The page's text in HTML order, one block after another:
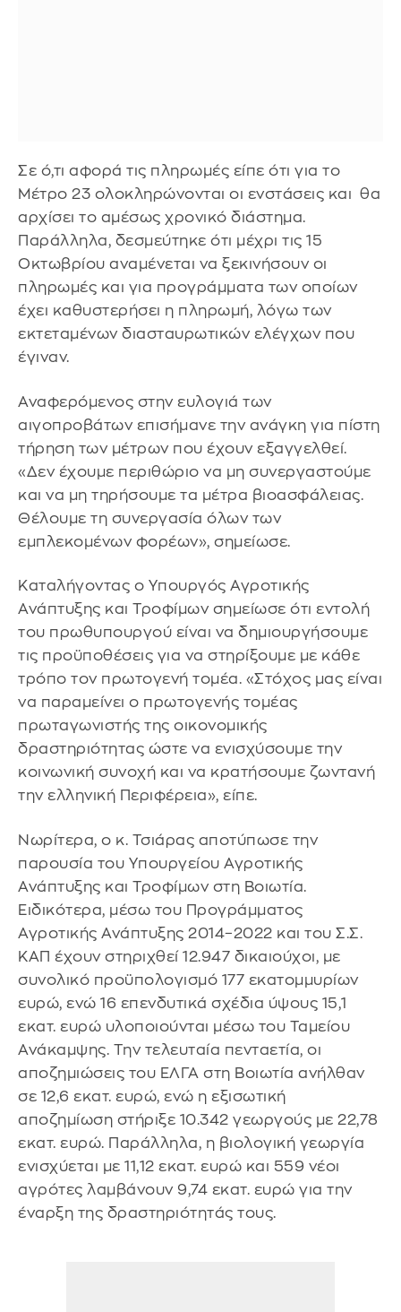
Σε ό,τι αφορά τις πληρωμές είπε ότι για το
Μέτρο 23 ολοκληρώνονται οι ενστάσεις και θα
αρχίσει το αμέσως χρονικό διάστημα.
Παράλληλα, δεσμεύτηκε ότι μέχρι τις 15
Οκτωβρίου αναμένεται να ξεκινήσουν οι
πληρωμές και για προγράμματα των οποίων
έχει καθυστερήσει η πληρωμή, λόγω των
εκτεταμένων διασταυρωτικών ελέγχων που
έγιναν.
Αναφερόμενος στην ευλογιά των
αιγοπροβάτων επισήμανε την ανάγκη για πίστη
τήρηση των μέτρων που έχουν εξαγγελθεί.
«Δεν έχουμε περιθώριο να μη συνεργαστούμε
και να μη τηρήσουμε τα μέτρα βιοασφάλειας.
Θέλουμε τη συνεργασία όλων των
εμπλεκομένων φορέων», σημείωσε.
Καταλήγοντας ο Υπουργός Αγροτικής
Ανάπτυξης και Τροφίμων σημείωσε ότι εντολή
του πρωθυπουργού είναι να δημιουργήσουμε
τις προϋποθέσεις για να στηρίξουμε με κάθε
τρόπο τον πρωτογενή τομέα. «Στόχος μας είναι
να παραμείνει ο πρωτογενής τομέας
πρωταγωνιστής της οικονομικής
δραστηριότητας ώστε να ενισχύσουμε την
κοινωνική συνοχή και να κρατήσουμε ζωντανή
την ελληνική Περιφέρεια», είπε.
Νωρίτερα, ο κ. Τσιάρας αποτύπωσε την
παρουσία του Υπουργείου Αγροτικής
Ανάπτυξης και Τροφίμων στη Βοιωτία.
Ειδικότερα, μέσω του Προγράμματος
Αγροτικής Ανάπτυξης 2014–2022 και του Σ.Σ.
ΚΑΠ έχουν στηριχθεί 12.947 δικαιούχοι, με
συνολικό προϋπολογισμό 177 εκατομμυρίων
ευρώ, ενώ 16 επενδυτικά σχέδια ύψους 15,1
εκατ. ευρώ υλοποιούνται μέσω του Ταμείου
Ανάκαμψης. Την τελευταία πενταετία, οι
αποζημιώσεις του ΕΛΓΑ στη Βοιωτία ανήλθαν
σε 12,6 εκατ. ευρώ, ενώ η εξισωτική
αποζημίωση στήριξε 10.342 γεωργούς με 22,78
εκατ. ευρώ. Παράλληλα, η βιολογική γεωργία
ενισχύεται με 11,12 εκατ. ευρώ και 559 νέοι
αγρότες λαμβάνουν 9,74 εκατ. ευρώ για την
έναρξη της δραστηριότητάς τους.